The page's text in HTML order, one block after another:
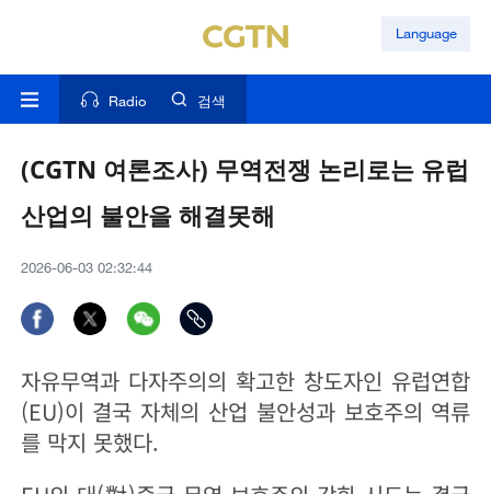
Language
Radio 검색
(CGTN 여론조사) 무역전쟁 논리로는 유럽
산업의 불안을 해결못해
2026-06-03 02:32:44
자유무역과 다자주의의 확고한 창도자인 유럽연합
(EU)이 결국 자체의 산업 불안성과 보호주의 역류
를 막지 못했다.